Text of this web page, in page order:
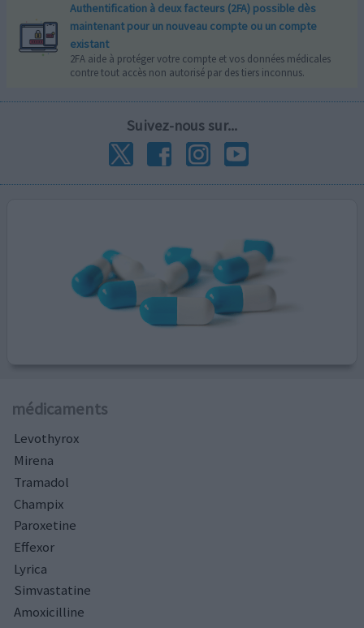
Authentification à deux facteurs (2FA) possible dès
maintenant pour un nouveau compte ou un compte
existant
2FA aide à protéger votre compte et vos données médicales
contre tout accès non autorisé par des tiers inconnus.
Suivez-nous sur...
médicaments
Levothyrox
Mirena
Tramadol
Champix
Paroxetine
Effexor
Lyrica
Simvastatine
Amoxicilline